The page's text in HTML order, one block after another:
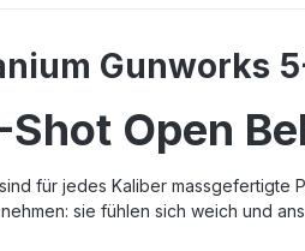
Gunworks
Open
für jedes Kaliber
sie fühlen sich weich und